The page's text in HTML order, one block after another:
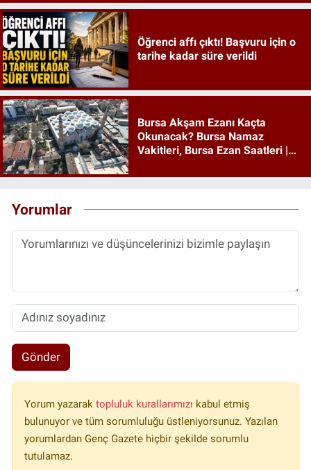
Öğrenci affı çıktı! Başvuru için o
tarihe kadar süre verildi
Bursa Akşam Ezanı Kaçta
Okunacak? Bursa Namaz
Vakitleri, Bursa Ezan Saatleri |
Yorumlar
Gönder
Yorum yazarak topluluk kurallarımızı kabul etmiş
bulunuyor ve tüm sorumluluğu üstleniyorsunuz. Yazılan
yorumlardan Genç Gazete hiçbir şekilde sorumlu
tutulamaz.